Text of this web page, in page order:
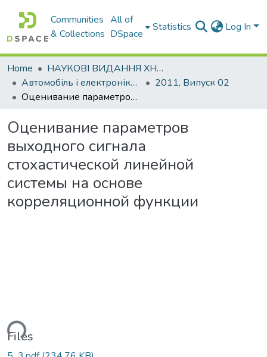
Communities
& Collections
All of
DSpace
Statistics Log In
Home
НАУКОВІ ВИДАННЯ ХНАДУ
Автомобіль і електроніка. Сучасні технології
2011, Випуск 02
Оценивание параметров выходного сигнала стохастической линейной системы на основе корреляционной функции
Оценивание параметров
выходного сигнала
стохастической линейной
системы на основе
корреляционной функции
Files